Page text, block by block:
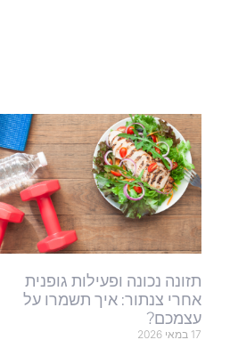
תזונה נכונה ופעילות גופנית
אחרי צנתור: איך תשמרו על
עצמכם?
17 במאי 2026